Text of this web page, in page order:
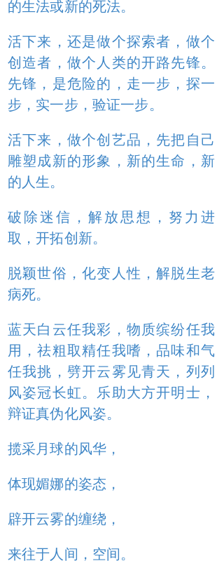
的生法或新的死法。
活下来，还是做个探索者，做个
创造者，做个人类的开路先锋。
先锋，是危险的，走一步，探一
步，实一步，验证一步。
活下来，做个创艺品，先把自己
雕塑成新的形象，新的生命，新
的人生。
破除迷信，解放思想，努力进
取，开拓创新。
脱颖世俗，化变人性，解脱生老
病死。
蓝天白云任我彩，物质缤纷任我
用，祛粗取精任我嗜，品味和气
任我挑，劈开云雾见青天，列列
风姿冠长虹。乐助大方开明士，
辩证真伪化风姿。
揽采月球的风华，
体现媚娜的姿态，
辟开云雾的缠绕，
来往于人间，空间。